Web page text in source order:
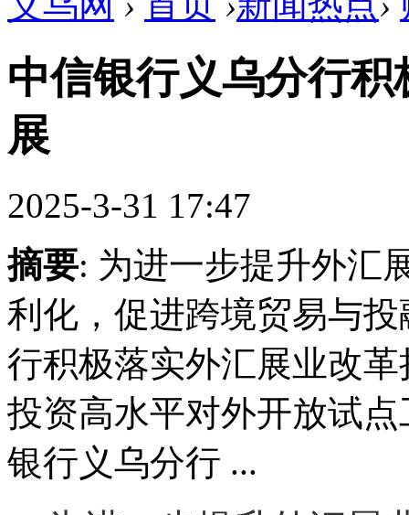
中信银行义乌分行
展
2025-3-31 17:47
摘要: 为进一步提升外汇
利化，促进跨境贸易与
行积极落实外汇展业改
投资高水平对外开放试
银行义乌分行 ...